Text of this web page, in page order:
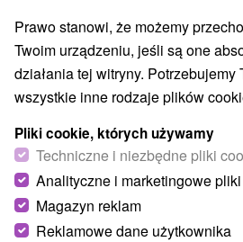
Prawo stanowi, że możemy
Twoim urządzeniu, jeśli są one
działania tej witryny. Potrzebujemy
wszystkie inne rodzaje plików
Pliki cookie, których używamy
Techniczne i niezbędne pliki
Analityczne i marketingowe
Magazyn reklam
Reklamowe dane użytkownika